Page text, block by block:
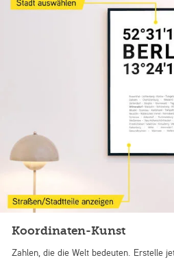
Koordinaten-Kunst
Zahlen, die die Welt bedeuten. Erstelle